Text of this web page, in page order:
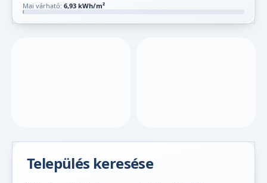
Mai várható: 6,93 kWh/m²
Település keresése